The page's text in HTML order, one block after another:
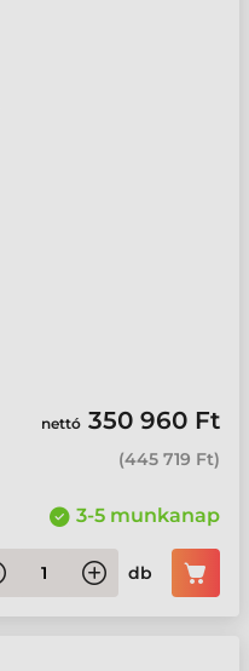
nettó 350 960 Ft
(445 719 Ft)
3-5 munkanap
db